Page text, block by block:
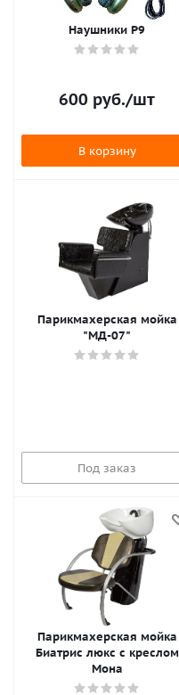
Наушники Р9
600 руб./шт
В корзину
Парикмахерская мойка
"МД-07"
Под заказ
Парикмахерская мойка
Биатрис люкс с креслом
Мона